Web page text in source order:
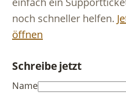
noch schneller helfen.
öffnen
Schreibe jetzt
Name